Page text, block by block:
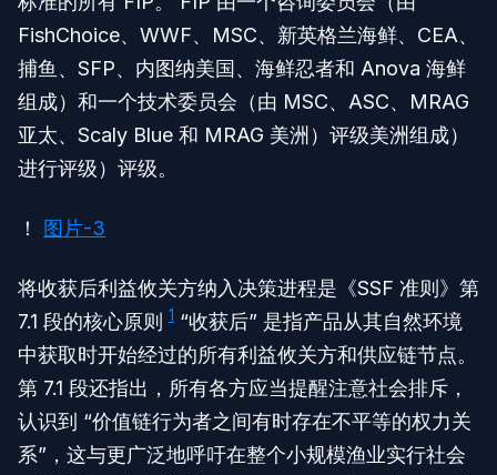
FishChoice、WWF、MSC、新英格兰海鲜、CEA、
捕鱼、SFP、内图纳美国、海鲜忍者和 Anova 海鲜
组成）和一个技术委员会（由 MSC、ASC、MRAG
亚太、Scaly Blue 和 MRAG 美洲）评级美洲组成）
进行评级）评级。
！ 图片-3
将收获后利益攸关方纳入决策进程是《SSF 准则》第
7.1 段的核心原则 1 “收获后” 是指产品从其自然环境
中获取时开始经过的所有利益攸关方和供应链节点。
第 7.1 段还指出，所有各方应当提醒注意社会排斥，
认识到 “价值链行为者之间有时存在不平等的权力关
系”，这与更广泛地呼吁在整个小规模渔业实行社会